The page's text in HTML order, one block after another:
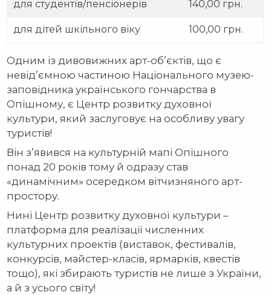
для студентів/пенсіонерів 140,00 грн.
для дітей шкільного віку 100,00 грн.
Одним із дивовижних арт-об’єктів, що є
невід’ємною частиною Національного музею-
заповідника українського гончарства в
Опішному, є Центр розвитку духовної
культури, який заслуговує на особливу увагу
туристів!
Він з’явився на культурній мапі Опішного
понад 20 років тому й одразу став
«динамічним» осередком вітчизняного арт-
простору.
Нині Центр розвитку духовної культури –
платформа для реалізації численних
культурних проектів (виставок, фестивалів,
конкурсів, майстер-класів, ярмарків, квестів
тощо), які збирають туристів не лише з України,
а й з усього світу!